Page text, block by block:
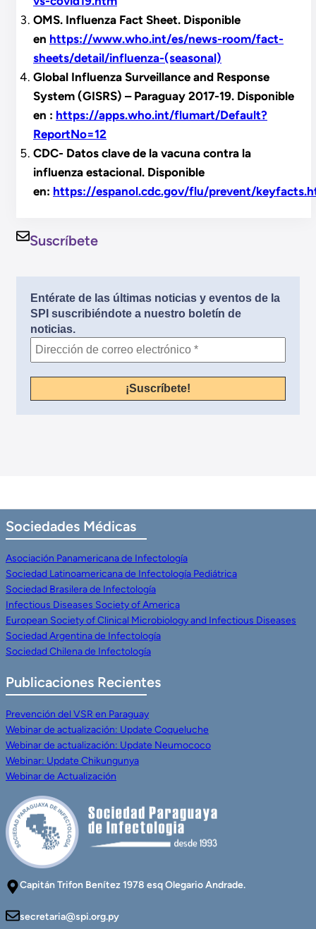
OMS. Influenza Fact Sheet. Disponible
en https://www.who.int/es/news-room/fact-
sheets/detail/influenza-(seasonal)
Global Influenza Surveillance and Response
System (GISRS) – Paraguay 2017-19. Disponible
en : https://apps.who.int/flumart/Default?
ReportNo=12
CDC- Datos clave de la vacuna contra la
influenza estacional. Disponible
en: https://espanol.cdc.gov/flu/prevent/
Suscríbete
Entérate de las últimas noticias y eventos de la
SPI suscribiéndote a nuestro boletín de
noticias.
Sociedades Médicas
Asociación Panamericana de Infectología
Sociedad Latinoamericana de Infectología Pediátrica
Sociedad Brasilera de Infectología
Infectious Diseases Society of America
European Society of Clinical Microbiology and Infectious Diseases
Sociedad Argentina de Infectología
Sociedad Chilena de Infectología
Publicaciones Recientes
Prevención del VSR en Paraguay
Webinar de actualización: Update Coqueluche
Webinar de actualización: Update Neumococo
Webinar: Update Chikungunya
Webinar de Actualización
Capitán Trifon Benítez 1978 esq Olegario Andrade.
secretaria@spi.org.py